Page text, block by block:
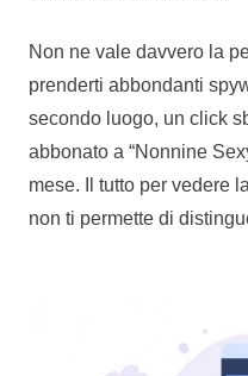
Non ne vale davvero la
prenderti abbondanti
secondo luogo, un click
abbonato a “Nonnine
mese. Il tutto per vedere
non ti permette di